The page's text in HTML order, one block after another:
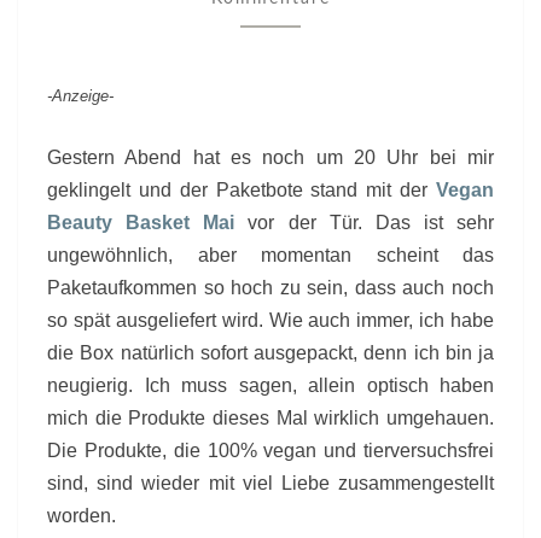
-Anzeige-
Gestern Abend hat es noch um 20 Uhr bei mir
geklingelt und der Paketbote stand mit der Vegan
Beauty Basket Maivor der Tür. Das ist sehr
ungewöhnlich, aber momentan scheint das
Paketaufkommen so hoch zu sein, dass auch noch
so spät ausgeliefert wird. Wie auch immer, ich habe
die Box natürlich sofort ausgepackt, denn ich bin ja
neugierig. Ich muss sagen, allein optisch haben
mich die Produkte dieses Mal wirklich umgehauen.
Die Produkte, die 100% vegan und tierversuchsfrei
sind, sind wieder mit viel Liebe zusammengestellt
worden.